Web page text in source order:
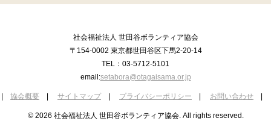
社会福祉法人 世田谷ボランティア協会
〒154-0002 東京都世田谷区下馬2-20-14
TEL：03-5712-5101
email:setabora@otagaisama.or.jp
| 協会概要 | サイトマップ | プライバシーポリシー | お問い合わせ |
© 2026 社会福祉法人 世田谷ボランティア協会. All rights reserved.